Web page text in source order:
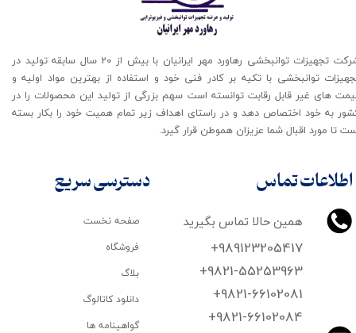
اطلاعات تماس
همین حالا تماس بگیرید
+989123205417
+9821-55253963
+9821-66102081
​​​​​​​+9821-66102084
شرکت تجهیزات توانبخشی رهاورد مهر ایرانیان با بیش از 20 سال سابقه تولید در
توانبخشی با تکیه بر کادر فنی خود و استفاده از بهترین مواد اولیه و
های غیر قابل رقابت توانسته است سهم بزرگی از تولید این محصولات را در
به خود اختصاص دهد و در راستای اهداف زیر تمام همیت خود را بکار بسته
تا مورد اقبال شما عزیزان هموطن قرار گیرد​​​​​​​.
صفحه نخست
فروشگاه
بلاگ
دانلود کاتالوگ
گواهینامه ها
دسترسی سریع